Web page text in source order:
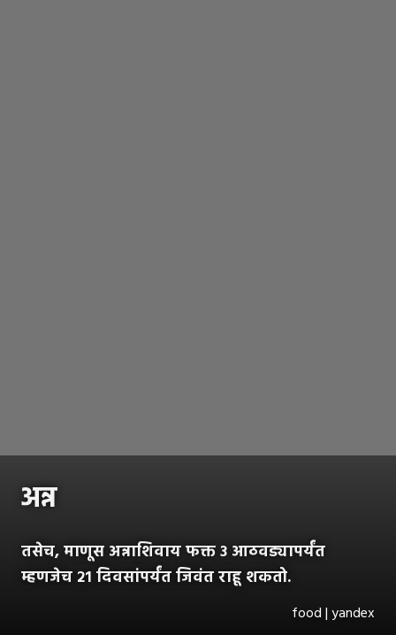
अन्न
तसेच, माणूस अन्नाशिवाय फक्त ३ आठवड्यापर्यंत
म्हणजेच २१ दिवसांपर्यंत जिवंत राहू शकतो.
food | yandex